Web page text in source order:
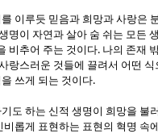
이루듯 믿음과 희망과 사랑은
명이 자연과 살아 숨 쉬는 모든
비추어 주는 것이다. 나의 존재
랑스러운 것들에 끌려서 어떤 식
쓰게 되는 것이다.
도 하는 신적 생명이 희망을 불
롭게 표현하는 표현의 혁명 속